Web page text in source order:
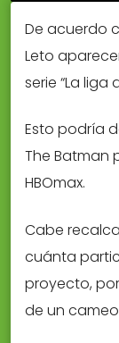
De acuerdo
Leto
serie “La liga
Esto podría
The Batman
HBOmax.
Cabe
cuánta
proyecto,
de un